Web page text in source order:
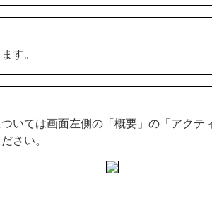
す。
いては画面左側の「概要」の「アク
さい。